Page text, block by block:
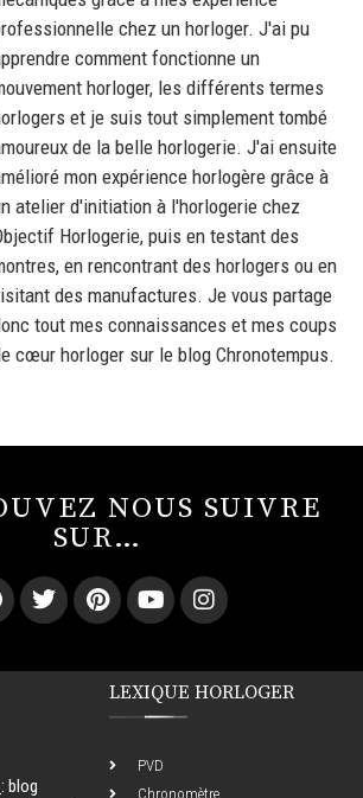
chez un horloger. J'ai pu
comment fonctionne un
horloger, les différents termes
et je suis tout simplement tombé
de la belle horlogerie. J'ai ensuite
mon expérience horlogère grâce à
atelier d'initiation à l'horlogerie chez
Horlogerie, puis en testant des
en rencontrant des horlogers ou en
des manufactures. Je vous partage
tout mes connaissances et mes coups
cœur horloger sur le blog Chronotempus.
NOUS SUIVRE
SUR…
: blog
LEXIQUE HORLOGER
PVD
Chronomètre